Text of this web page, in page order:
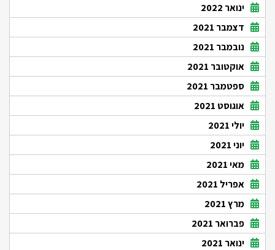
ינואר 2022
דצמבר 2021
נובמבר 2021
אוקטובר 2021
ספטמבר 2021
אוגוסט 2021
יולי 2021
יוני 2021
מאי 2021
אפריל 2021
מרץ 2021
פברואר 2021
ינואר 2021